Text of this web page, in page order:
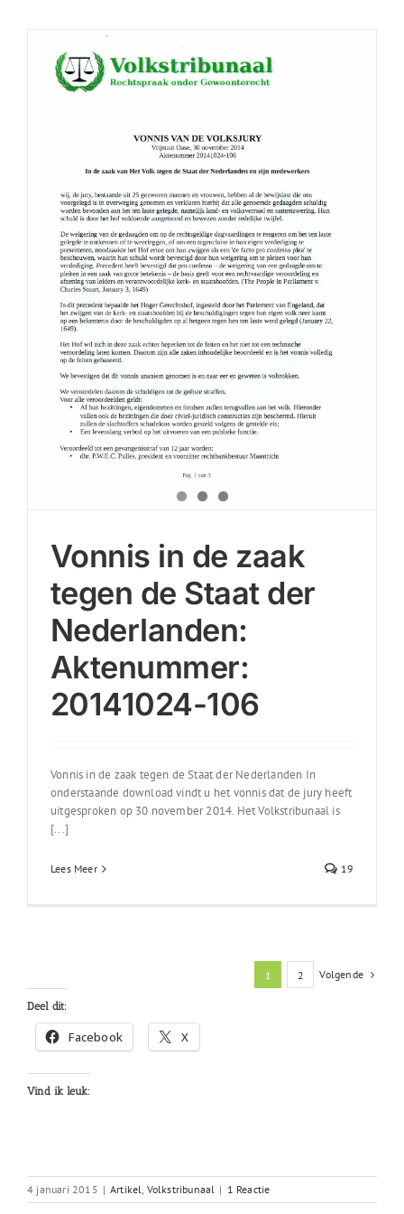
Vonnis in de zaak
tegen de Staat der
Nederlanden:
Aktenummer:
20141024-106
Vonnis in de zaak tegen de Staat der Nederlanden In
onderstaande download vindt u het vonnis dat de jury heeft
uitgesproken op 30 november 2014. Het Volkstribunaal is
[...]
Lees Meer 19
1 2 Volgende
Deel dit:
Facebook X
Vind ik leuk:
4 januari 2015 | Artikel, Volkstribunaal | 1 Reactie